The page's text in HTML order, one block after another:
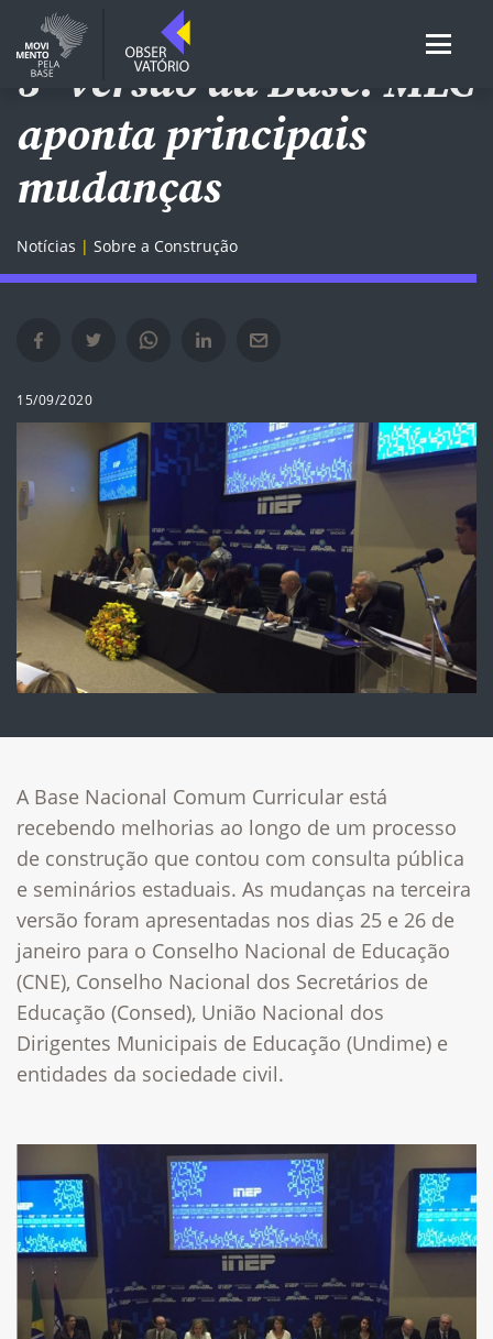
3ª versão da Base: MEC
aponta principais
mudanças
Notícias Sobre a Construção
Compartilhar no Facebook em nova janela
Compartilhar no Twitter em nova janela
Compartilhar no Whatsapp em nova janela
Compartilhar no Linkedin em nova janela
Compartilhar por e-mail em nova janela
15/09/2020
A Base Nacional Comum Curricular está
recebendo melhorias ao longo de um processo
de construção que contou com consulta pública
e seminários estaduais. As mudanças na terceira
versão foram apresentadas nos dias 25 e 26 de
janeiro para o Conselho Nacional de Educação
(CNE), Conselho Nacional dos Secretários de
Educação (Consed), União Nacional dos
Dirigentes Municipais de Educação (Undime) e
entidades da sociedade civil.